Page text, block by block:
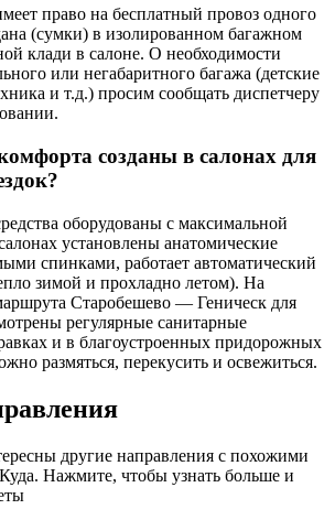
право на бесплатный провоз одного
(сумки) в изолированном багажном
клади в салоне. О необходимости
или негабаритного багажа (детские
и т.д.) просим сообщать диспетчеру
созданы в салонах для
оборудованы с максимальной
установлены анатомические
спинками, работает автоматический
зимой и прохладно летом). На
Старобешево — Геническ для
регулярные санитарные
и в благоустроенных придорожных
размяться, перекусить и освежиться.
другие направления с похожими
Нажмите, чтобы узнать больше и